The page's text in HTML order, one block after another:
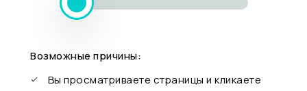
Возможные причины:
Вы просматриваете страницы и кликаете